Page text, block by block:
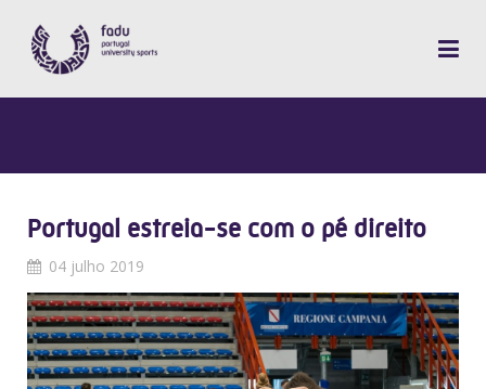
Portugal estreia-se com o pé direito
04 julho 2019